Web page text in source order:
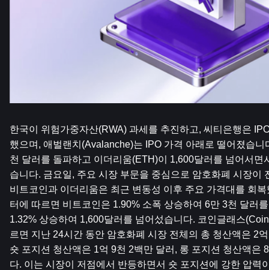
한국이 위험가중자산(RWA) 과세를 추진하고, 씨티은행은
했으며, 애벌랜치(Avalanche)는 IPO 가격 아래로 떨어졌습
천 달러를 돌파하고 이더리움(ETH)이 1,600달러를 넘어서면
습니다. 금요일, 주요 시장 부문을 중심으로 암호화폐 시장이
비트코인과 이더리움은 최근 변동성 이후 주요 가격대를 회
터에 따르면 비트코인은 1.90% 소폭 상승하여 6만 3천 달러
1.32% 상승하여 1,600달러를 넘어섰습니다. 코인글래스
르면 지난 24시간 동안 암호화폐 시장 전체의 총 청산액은 2
숏 포지션 청산액은 1억 9천 2백만 달러, 롱 포지션 청산액은
다. 이는 시장이 저점에서 반등하면서 숏 포지션에 강한 압력